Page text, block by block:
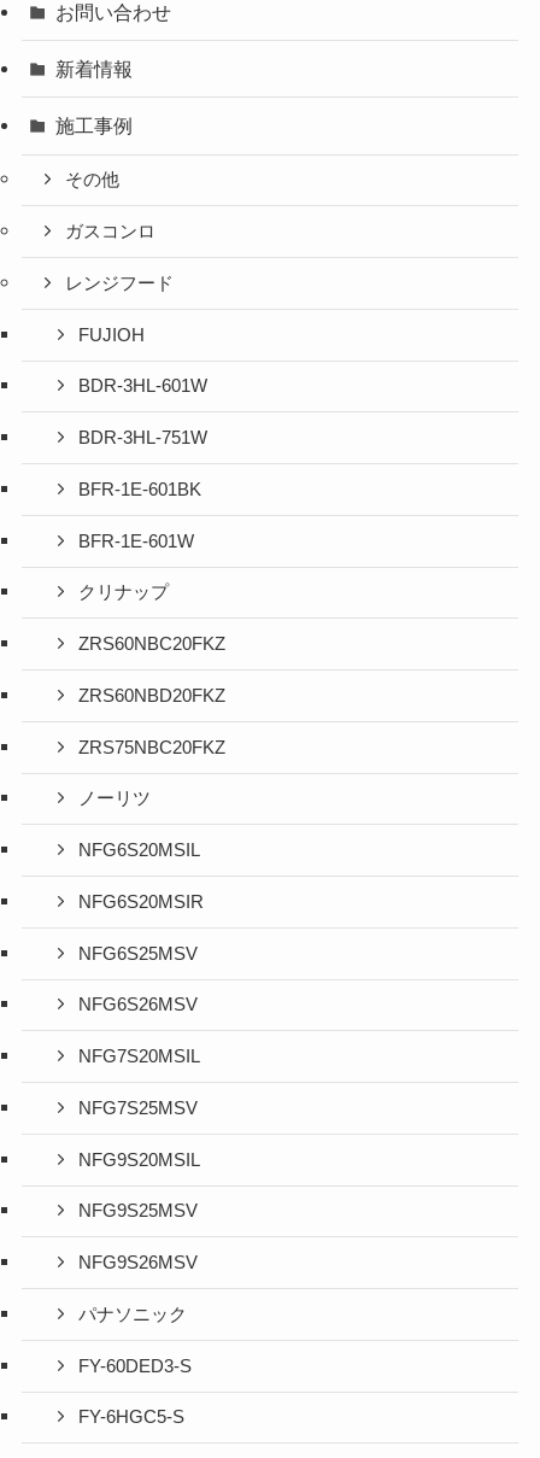
お問い合わせ
新着情報
施工事例
その他
ガスコンロ
レンジフード
FUJIOH
BDR-3HL-601W
BDR-3HL-751W
BFR-1E-601BK
BFR-1E-601W
クリナップ
ZRS60NBC20FKZ
ZRS60NBD20FKZ
ZRS75NBC20FKZ
ノーリツ
NFG6S20MSIL
NFG6S20MSIR
NFG6S25MSV
NFG6S26MSV
NFG7S20MSIL
NFG7S25MSV
NFG9S20MSIL
NFG9S25MSV
NFG9S26MSV
パナソニック
FY-60DED3-S
FY-6HGC5-S